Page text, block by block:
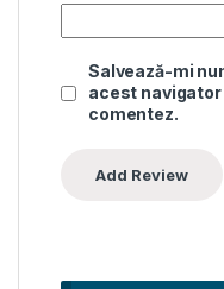
Salvează-mi
acest
comentez.